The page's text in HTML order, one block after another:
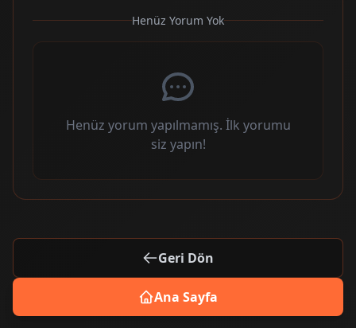
Henüz Yorum Yok
Henüz yorum yapılmamış. İlk yorumu
siz yapın!
Geri Dön
Ana Sayfa